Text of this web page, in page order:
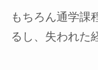
もちろん通学課
るし、失われた